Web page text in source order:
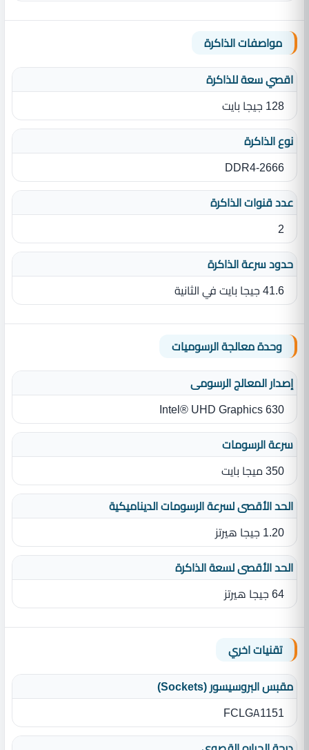
مواصفات الذاكرة
اقصي سعة للذاكرة
128 جيجا بايت
نوع الذاكرة
DDR4-2666
عدد قنوات الذاكرة
2
حدود سرعة الذاكرة
41.6 جيجا بايت في الثانية
وحدة معالجة الرسوميات
إصدار المعالج الرسومى
Intel® UHD Graphics 630
سرعة الرسومات
350 ميجا بايت
الحد الأقصى لسرعة الرسومات الديناميكية
1.20 جيجا هيرتز
الحد الأقصى لسعة الذاكرة
64 جيجا هيرتز
تقنيات اخري
مقبس البروسيسور (Sockets)
FCLGA1151